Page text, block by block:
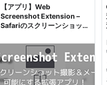
【アプリ】Web
Screenshot Extension –
Safariのスクリーンショット
る拡張アプリ！ | 楽しく
iPhoneライフ！SBAPP